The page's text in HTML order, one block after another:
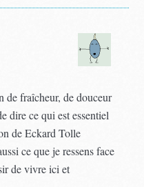
de fraîcheur, de douceur
dire ce qui est essentiel
de Eckard Tolle
ce que je ressens face
de vivre ici et